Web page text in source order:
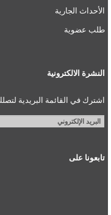
الأحداث الجارية
طلب عضوية
النشرة الالكترونية
اشترك في القائمة البريدية
تابعونا على